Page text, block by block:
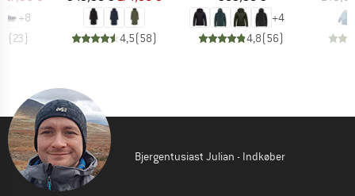
+8
(23) 4,5(58)
+4
4,8(56)
Bjergentusiast Julian - Indkøber